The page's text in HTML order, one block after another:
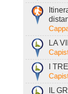
LA
I
IL